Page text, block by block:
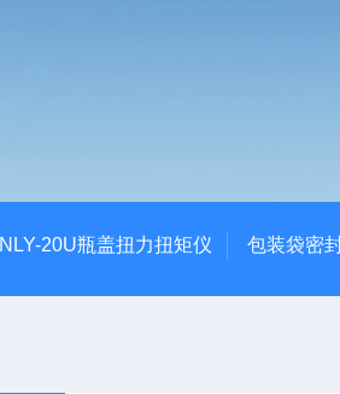
NLY-20U瓶盖扭力扭矩仪 包装袋密